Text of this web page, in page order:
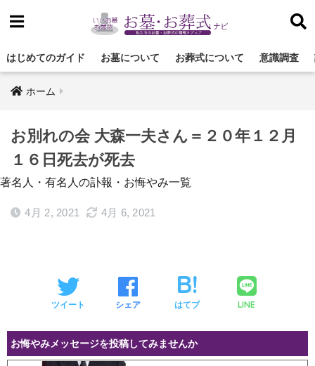
はじめてのガイド お墓について お葬式について 意識調査
ホーム
お別れの会 大森一夫さん＝２０年１２月
１６日死去が死去
著名人・有名人の訃報・お悔やみ一覧
4月 2, 2021 4月 6, 2021
ツイート シェア はてブ LINE
お悔やみメッセージを投稿してみませんか